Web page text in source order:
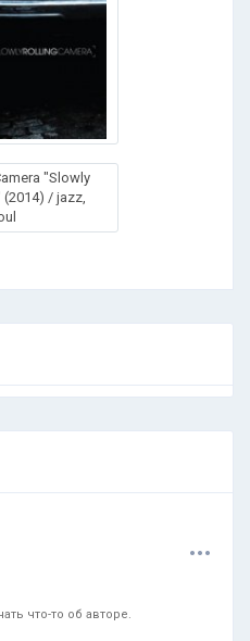
"Slowly
(2014) / jazz,
...
что-то об авторе.